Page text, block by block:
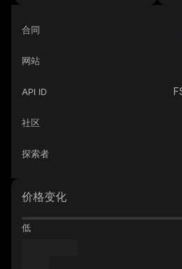
合同
网站
API ID
社区
探索者
价格变化
低